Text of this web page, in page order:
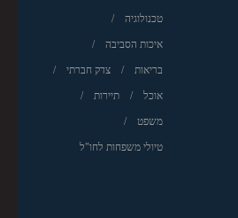
טכנולוגיה
איכות הסביבה
בריאות צדק חברתי
אוכל תיירות
משפט
טיולי משפחות לחו"ל